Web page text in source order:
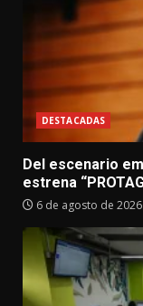
DESTACADAS
Del escenario
estrena
6 de agosto de 2026